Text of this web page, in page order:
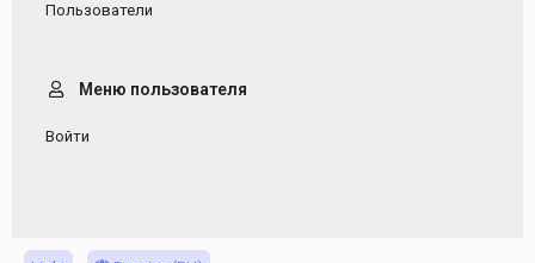
Пользователи
Меню пользователя
Войти